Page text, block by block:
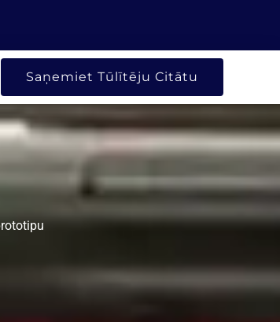
UZŅĒMUMS
Saņemiet Tūlītēju Citātu